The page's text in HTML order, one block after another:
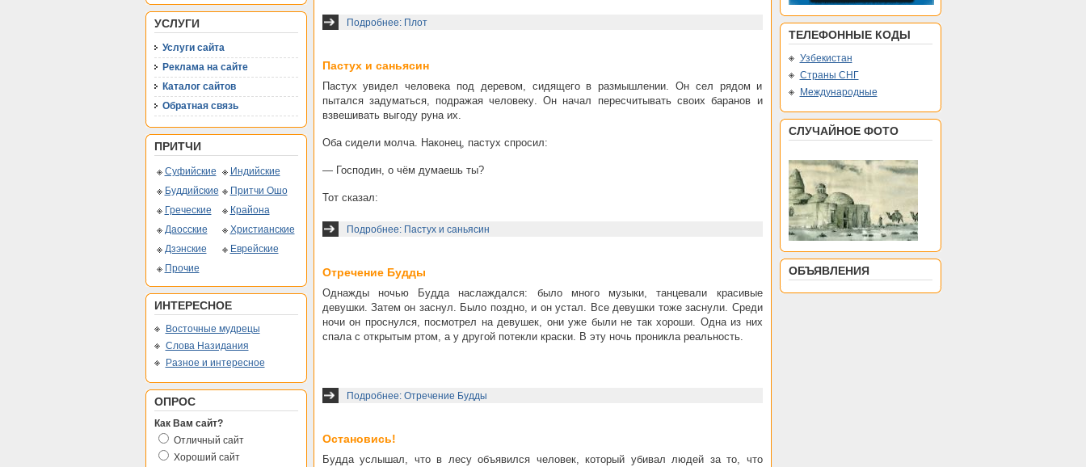
УСЛУГИ
Услуги сайта
Реклама на сайте
Каталог сайтов
Обратная связь
ПРИТЧИ
Суфийские
Индийские
Буддийские
Притчи Ошо
Греческие
Крайона
Даосские
Христианские
Дзэнские
Еврейские
Прочие
ИНТЕРЕСНОЕ
Восточные мудрецы
Слова Назидания
Разное и интересное
ОПРОС
Как Вам сайт?
Отличный сайт
Хороший сайт
Подробнее: Плот
Пастух и саньясин
Пастух увидел человека под деревом, сидящего в размышлении. Он сел рядом и
пытался задуматься, подражая человеку. Он начал пересчитывать своих баранов и
взвешивать выгоду руна их.
Оба сидели молча. Наконец, пастух спросил:
— Господин, о чём думаешь ты?
Тот сказал:
Подробнее: Пастух и саньясин
Отречение Будды
Однажды ночью Будда наслаждался: было много музыки, танцевали красивые
девушки. Затем он заснул. Было поздно, и он устал. Все девушки тоже заснули. Среди
ночи он проснулся, посмотрел на девушек, они уже были не так хороши. Одна из них
спала с открытым ртом, а у другой потекли краски. В эту ночь проникла реальность.
Подробнее: Отречение Будды
Остановись!
Будда услышал, что в лесу объявился человек, который убивал людей за то, что
ТЕЛЕФОННЫЕ КОДЫ
Узбекистан
Страны СНГ
Международные
СЛУЧАЙНОЕ ФОТО
ОБЪЯВЛЕНИЯ